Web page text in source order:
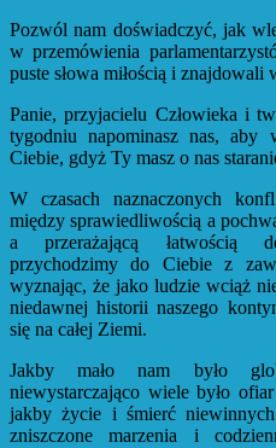
Pozwól nam doświadczyć, jak
w przemówienia
puste słowa miłością i
Panie, przyjacielu Człowieka i
tygodniu napominasz nas, aby
Ciebie, gdyż Ty masz o nas
W czasach naznaczonych
między sprawiedliwością a
a przerażającą łatwością
przychodzimy do Ciebie z
wyznając, że jako ludzie wciąż
niedawnej historii naszego
się na całej Ziemi.
Jakby mało nam było
niewystarczająco wiele było
jakby życie i śmierć
zniszczone marzenia i